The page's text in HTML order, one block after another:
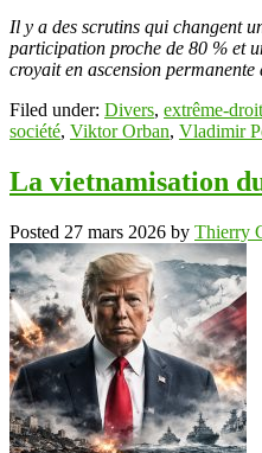
Link
Partager
Il y a des scrutins qui changent
participation proche de 80 % et
croyait en ascension permanente
Filed under: Divers, extrême-
société, Viktor Orban, Vladimir
La vietnamisation
Posted 27 mars 2026 by Thierry